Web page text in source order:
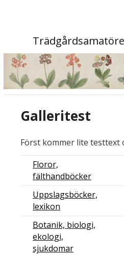
AKTIVITETER
KONTAKT
TAG-BLADET
STA »
Galleritest
Först kommer lite testtext
Floror,
fälthandböcker
Uppslagsböcker,
lexikon
Botanik, biologi,
ekologi,
sjukdomar